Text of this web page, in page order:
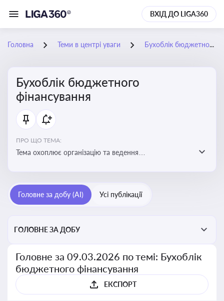
ВХІД ДО LIGA360
Головна Теми в центрі уваги Бухоблік бюджетного фінансування
Бухоблік бюджетного
фінансування
ПРО ЩО ТЕМА:
Тема охоплює організацію та ведення
Головне за добу (AI) Усі публікації
ГОЛОВНЕ ЗА ДОБУ
Головне за 09.03.2026 по темі: Бухоблік
бюджетного фінансування
ЕКСПОРТ